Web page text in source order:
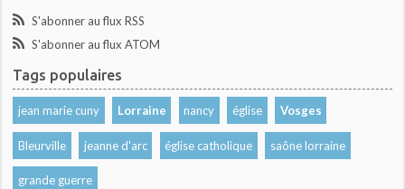
S'abonner au flux RSS
S'abonner au flux ATOM
Tags populaires
jean marie cuny Lorraine nancy église Vosges
Bleurville jeanne d'arc église catholique saône lorraine
grande guerre